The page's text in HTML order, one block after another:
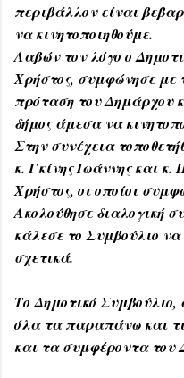
περιβάλλον είναι
να κινητοποιηθούμε.
Λαβών τον λόγο ο
Χρήστος, συμφώνησε με
πρόταση του Δημάρχου
δήμος άμεσα να
Στην συνέχεια
κ. Γκίνης Ιωάννης και κ.
Χρήστος, οι οποίοι
Ακολούθησε διαλογική
κάλεσε το Συμβούλιο
σχετικά.
Το Δημοτικό
όλα τα παραπάνω και
και τα συμφέροντα του